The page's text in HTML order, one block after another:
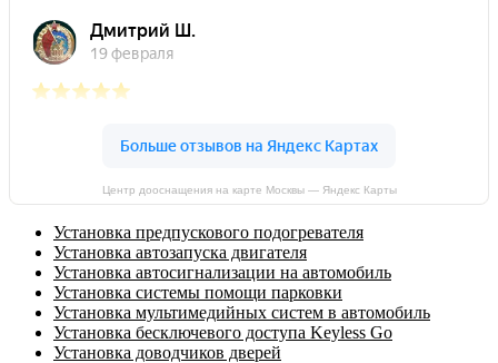
Центр дооснащения на карте Москвы — Яндекс Карты
Установка предпускового подогревателя
Установка автозапуска двигателя
Установка автосигнализации на автомобиль
Установка системы помощи парковки
Установка мультимедийных систем в автомобиль
Установка бесключевого доступа Keyless Go
Установка доводчиков дверей